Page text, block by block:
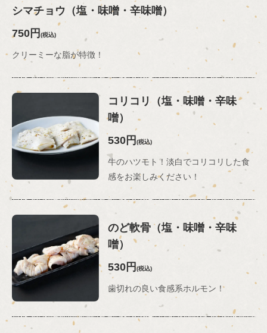
シマチョウ（塩・味噌・辛味噌）
750円 (税込)
クリーミーな脂が特徴！
コリコリ（塩・味噌・辛味
噌）
530円(税込)
牛のハツモト！淡白でコリコリした食
感をお楽しみください！
のど軟骨（塩・味噌・辛味
噌）
530円(税込)
歯切れの良い食感系ホルモン！